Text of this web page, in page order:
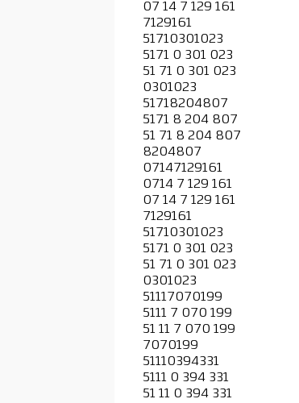
07 14 7 129 161
7129161
51710301023
5171 0 301 023
51 71 0 301 023
0301023
51718204807
5171 8 204 807
51 71 8 204 807
8204807
07147129161
0714 7 129 161
07 14 7 129 161
7129161
51710301023
5171 0 301 023
51 71 0 301 023
0301023
51117070199
5111 7 070 199
51 11 7 070 199
7070199
51110394331
5111 0 394 331
51 11 0 394 331